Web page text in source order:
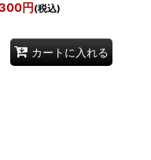
円 (税込)
カートに入れる